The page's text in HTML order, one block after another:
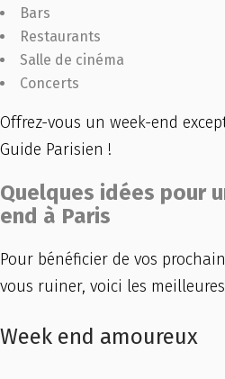
Bars
Restaurants
Salle de cinéma
Concerts
Offrez-vous un week-end
Guide Parisien !
Quelques idées pour
end à Paris
Pour bénéficier de vos
vous ruiner, voici les
Week end amoureux